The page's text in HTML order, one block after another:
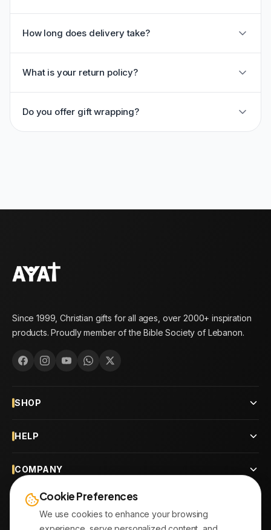
How long does delivery take?
What is your return policy?
Do you offer gift wrapping?
Since 1999, Christian gifts for all ages, over 2000+ inspiration
products. Proudly member of the Bible Society of Lebanon.
SHOP
HELP
COMPANY
CONTACTCookie Preferences
We use cookies to enhance your browsing